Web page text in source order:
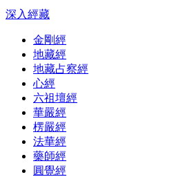
深入經藏
金剛經
地藏經
地藏占察經
心經
六祖壇經
華嚴經
楞嚴經
法華經
藥師經
圓覺經